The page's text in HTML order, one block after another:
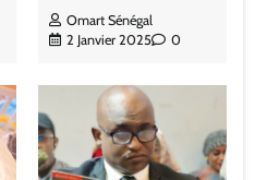
Omart Sénégal
2 Janvier 2025
0